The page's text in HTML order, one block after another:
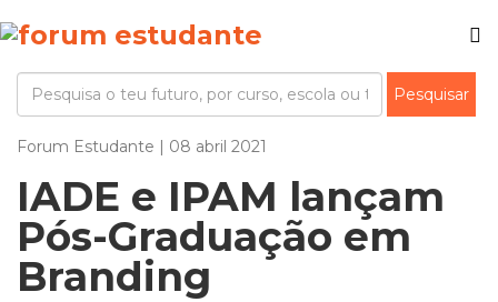
Forum Estudante | 08 abril 2021
IADE e IPAM lançam
Pós-Graduação em
Branding